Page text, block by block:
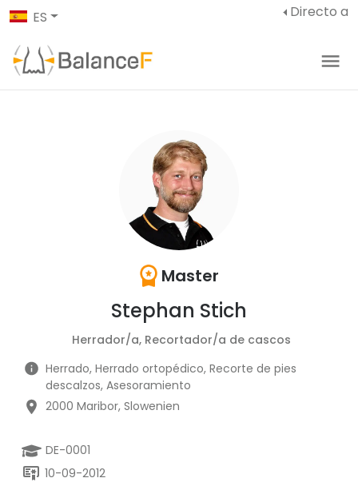
ES Directo a
Master
Stephan Stich
Herrador/a, Recortador/a de cascos
Herrado, Herrado ortopédico, Recorte de pies
descalzos, Asesoramiento
2000 Maribor, Slowenien
DE-0001
10-09-2012